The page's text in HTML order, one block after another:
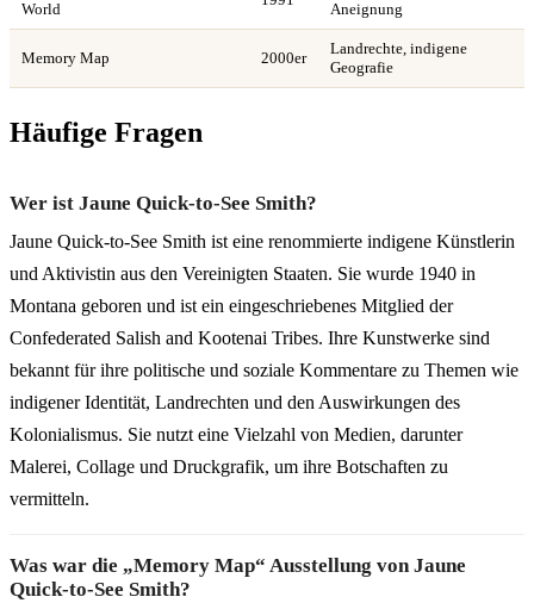
World Aneignung
Memory Map 2000er
Landrechte, indigene
Geografie
Häufige Fragen
Wer ist Jaune Quick-to-See Smith?
Jaune Quick-to-See Smith ist eine renommierte indigene Künstlerin
und Aktivistin aus den Vereinigten Staaten. Sie wurde 1940 in
Montana geboren und ist ein eingeschriebenes Mitglied der
Confederated Salish and Kootenai Tribes. Ihre Kunstwerke sind
bekannt für ihre politische und soziale Kommentare zu Themen wie
indigener Identität, Landrechten und den Auswirkungen des
Kolonialismus. Sie nutzt eine Vielzahl von Medien, darunter
Malerei, Collage und Druckgrafik, um ihre Botschaften zu
vermitteln.
Was war die „Memory Map“ Ausstellung von Jaune
Quick-to-See Smith?